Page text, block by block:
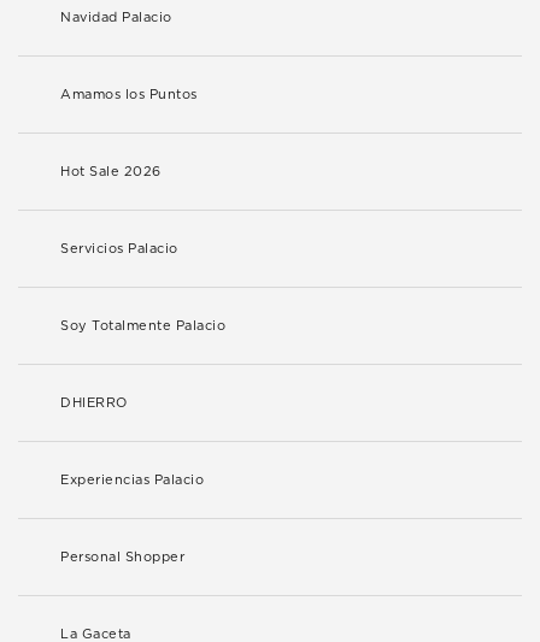
Navidad Palacio
Amamos los Puntos
Hot Sale 2026
Servicios Palacio
Soy Totalmente Palacio
DHIERRO
Experiencias Palacio
Personal Shopper
La Gaceta